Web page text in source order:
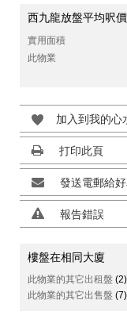
西九龍放盤平均呎價
實用面積
此物業
加入到我的心
打印此頁
發送電郵給
報告錯誤
樓盤在相同大廈
此物業的其它出租盤 (2)
此物業的其它出售盤 (7)